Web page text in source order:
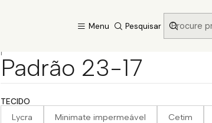
Menu Pesquisar
|
Padrão 23-17
TECIDO
Lycra Minimate impermeável Cetim